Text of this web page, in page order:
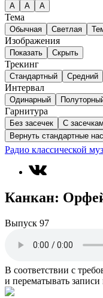
А A A
Тема
Обычная Светлая
Изображения
Показать Скрыть
Трекинг
Стандартный Средний
Интервал
Одинарный
Гарнитура
Без засечек
С
Вернуть стандартные
Радио классической
Канкан:
Выпуск 97
В соответствии с
и перематывать